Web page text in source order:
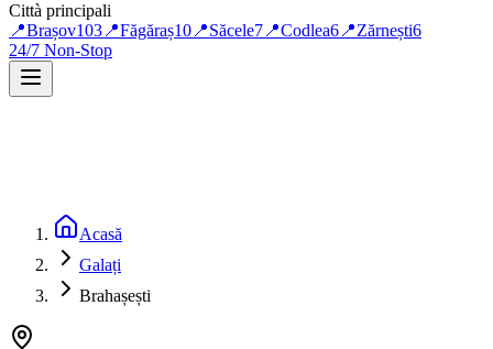
Città principali
📍Brașov103 📍Făgăraș10 📍Săcele7 📍Codlea6 📍Zărnești6
24/7 Non-Stop
Acasă
Galați
Brahașești